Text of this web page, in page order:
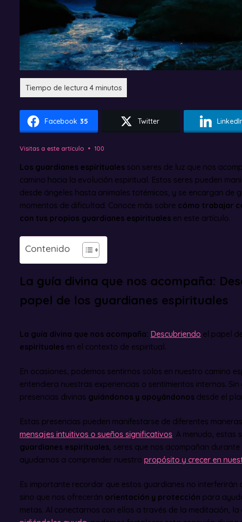
Facebook 35 Twitter
Visitas a este artículo 100
Los guardianes espirituales son seres de luz que nos
camino hacia la evolución espiritual. Estos seres pueden
desde ángeles hasta animales totémicos, y se encargan de
momentos de dificultad. Conoce más sobre cómo trabajar
con tus propios guardianes espirituales en este artículo.
Contenido
La guía divina que nos acompaña:
papel de los guardianes espirituales
La guía divina que nos acompaña: Descubriendo el papel
espirituales en el contexto de espiritual.
En ocasiones, podemos sentirnos solos en nuestro camino
entendiera nuestras experiencias o sentimientos internos.
presencias divinas guiándonos y apoyándonos desde el
Estas presencias pueden manifestarse de diferentes
mensajes intuitivos o sueños significativos. A menudo, estas
guardianes espirituales, seres que nos acompañan
ayudarnos a comprender nuestro propósito y crecer en
Es importante recordar que estos guardianes no interferirán
sino que nos ofrecerán orientación y protección para
metas. Al conectarnos con ellos a través de la meditación, la